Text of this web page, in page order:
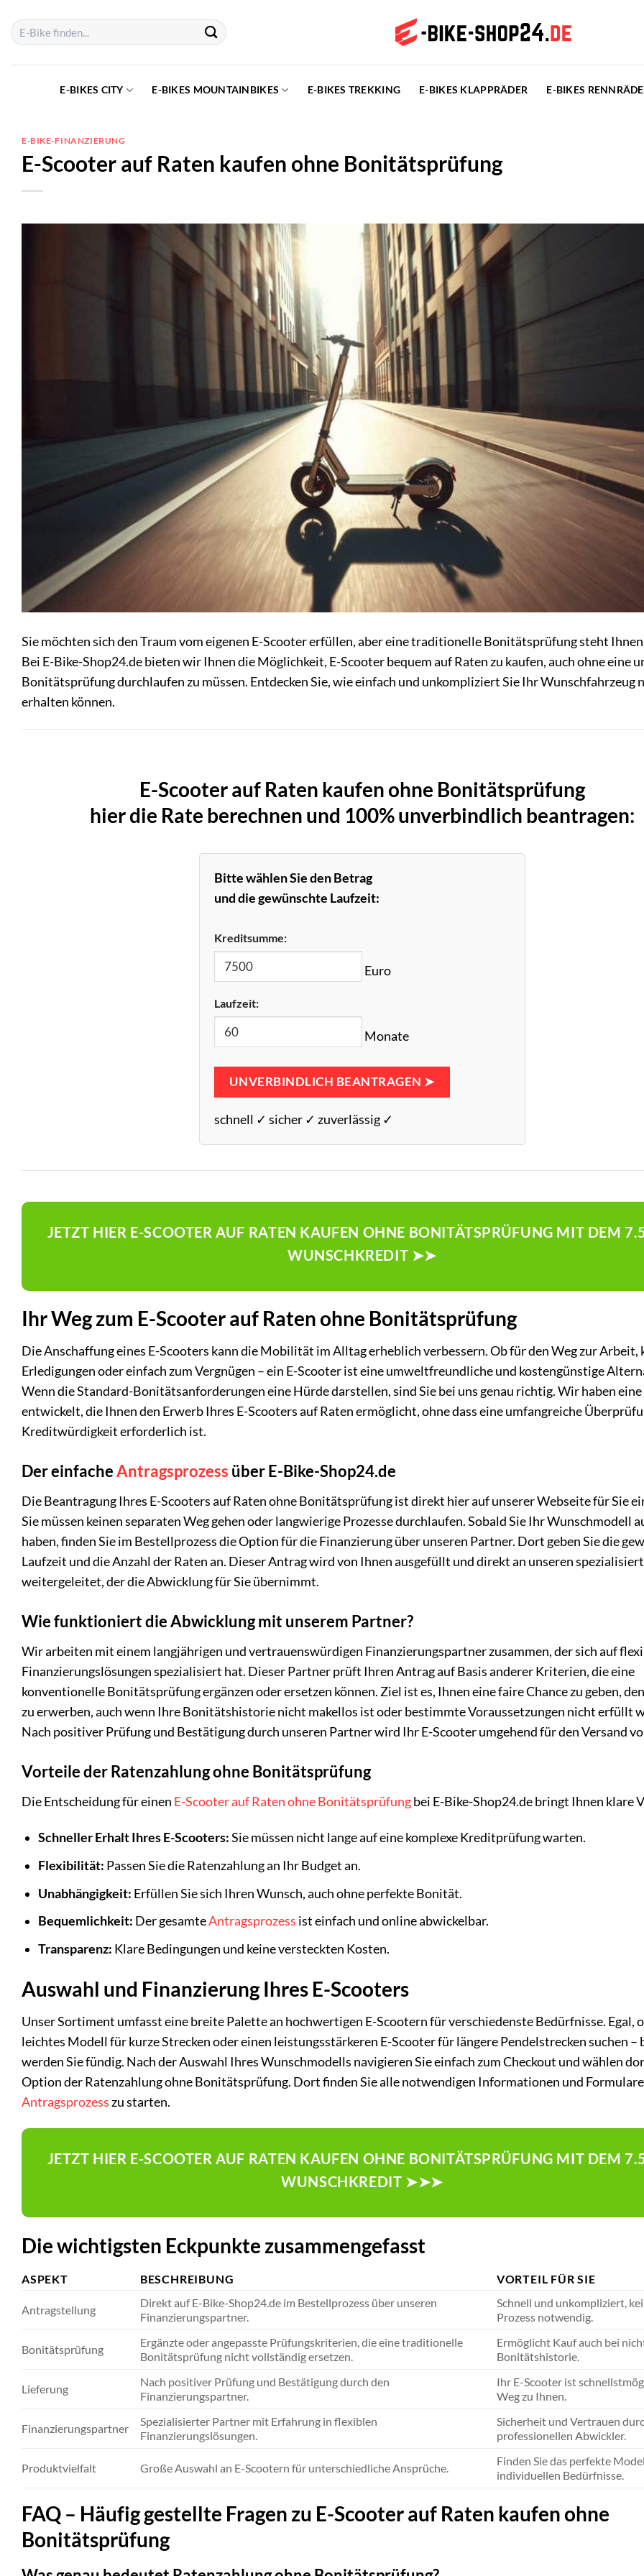
Inhalt
springen
Suchen
nach:
E-BIKES CITY E-BIKES MOUNTAINBIKES E-BIKES TREKKING E-BIKES KLAPPRÄDER E-BIKES
E-BIKE-FINANZIERUNG
E-Scooter auf Raten kaufen ohne Bonitätsprüfung
Sie möchten sich den Traum vom eigenen E-Scooter erfüllen, aber eine traditionelle Bonitätsprüfung steht Ihnen
Bei E-Bike-Shop24.de bieten wir Ihnen die Möglichkeit, E-Scooter bequem auf Raten zu kaufen, auch ohne eine
Bonitätsprüfung durchlaufen zu müssen. Entdecken Sie, wie einfach und unkompliziert Sie Ihr Wunschfahrzeug
erhalten können.
E-Scooter auf Raten kaufen ohne Bonitätsprüfung
hier die Rate berechnen und 100% unverbindlich beantragen:
Bitte wählen Sie den Betrag
und die gewünschte Laufzeit:
Kreditsumme:
Euro
Laufzeit:
Monate
UNVERBINDLICH BEANTRAGEN ➤
schnell ✓ sicher ✓ zuverlässig ✓
JETZT HIER E-SCOOTER AUF RATEN KAUFEN OHNE BONITÄTSPRÜFUNG MIT DEM
WUNSCHKREDIT ➤➤
Ihr Weg zum E-Scooter auf Raten ohne Bonitätsprüfung
Die Anschaffung eines E-Scooters kann die Mobilität im Alltag erheblich verbessern. Ob für den Weg zur Arbeit,
Erledigungen oder einfach zum Vergnügen – ein E-Scooter ist eine umweltfreundliche und kostengünstige
Wenn die Standard-Bonitätsanforderungen eine Hürde darstellen, sind Sie bei uns genau richtig. Wir haben eine
entwickelt, die Ihnen den Erwerb Ihres E-Scooters auf Raten ermöglicht, ohne dass eine umfangreiche
Kreditwürdigkeit erforderlich ist.
Der einfacheAntragsprozess über E-Bike-Shop24.de
Die Beantragung Ihres E-Scooters auf Raten ohne Bonitätsprüfung ist direkt hier auf unserer Webseite für Sie
Sie müssen keinen separaten Weg gehen oder langwierige Prozesse durchlaufen. Sobald Sie Ihr Wunschmodell
haben, finden Sie im Bestellprozess die Option für die Finanzierung über unseren Partner. Dort geben Sie die
Laufzeit und die Anzahl der Raten an. Dieser Antrag wird von Ihnen ausgefüllt und direkt an unseren
weitergeleitet, der die Abwicklung für Sie übernimmt.
Wie funktioniert die Abwicklung mit unserem Partner?
Wir arbeiten mit einem langjährigen und vertrauenswürdigen Finanzierungspartner zusammen, der sich auf
Finanzierungslösungen spezialisiert hat. Dieser Partner prüft Ihren Antrag auf Basis anderer Kriterien, die eine
konventionelle Bonitätsprüfung ergänzen oder ersetzen können. Ziel ist es, Ihnen eine faire Chance zu geben,
zu erwerben, auch wenn Ihre Bonitätshistorie nicht makellos ist oder bestimmte Voraussetzungen nicht erfüllt
Nach positiver Prüfung und Bestätigung durch unseren Partner wird Ihr E-Scooter umgehend für den Versand
Vorteile der Ratenzahlung ohne Bonitätsprüfung
Die Entscheidung für einen E-Scooter auf Raten ohne Bonitätsprüfungbei E-Bike-Shop24.de bringt Ihnen klare
Schneller Erhalt Ihres E-Scooters:Sie müssen nicht lange auf eine komplexe Kreditprüfung warten.
Flexibilität: Passen Sie die Ratenzahlung an Ihr Budget an.
Unabhängigkeit: Erfüllen Sie sich Ihren Wunsch, auch ohne perfekte Bonität.
Bequemlichkeit: Der gesamteAntragsprozess ist einfach und online abwickelbar.
Transparenz: Klare Bedingungen und keine versteckten Kosten.
Auswahl und Finanzierung Ihres E-Scooters
Unser Sortiment umfasst eine breite Palette an hochwertigen E-Scootern für verschiedenste Bedürfnisse. Egal,
leichtes Modell für kurze Strecken oder einen leistungsstärkeren E-Scooter für längere Pendelstrecken suchen –
werden Sie fündig. Nach der Auswahl Ihres Wunschmodells navigieren Sie einfach zum Checkout und wählen
Option der Ratenzahlung ohne Bonitätsprüfung. Dort finden Sie alle notwendigen Informationen und
Antragsprozesszu starten.
JETZT HIER E-SCOOTER AUF RATEN KAUFEN OHNE BONITÄTSPRÜFUNG MIT DEM
WUNSCHKREDIT ➤➤➤
Die wichtigsten Eckpunkte zusammengefasst
ASPEKT BESCHREIBUNG VORTEIL FÜR SIE
Antragstellung
Direkt auf E-Bike-Shop24.de im Bestellprozess über unseren
Finanzierungspartner.
Schnell und unkompliziert,
Prozess notwendig.
Bonitätsprüfung
Ergänzte oder angepasste Prüfungskriterien, die eine traditionelle
Bonitätsprüfung nicht vollständig ersetzen.
Ermöglicht Kauf auch bei
Bonitätshistorie.
Lieferung
Nach positiver Prüfung und Bestätigung durch den
Finanzierungspartner.
Ihr E-Scooter ist
Weg zu Ihnen.
Finanzierungspartner
Spezialisierter Partner mit Erfahrung in flexiblen
Finanzierungslösungen.
Sicherheit und Vertrauen
professionellen Abwickler.
Produktvielfalt Große Auswahl an E-Scootern für unterschiedliche Ansprüche.
Finden Sie das perfekte
individuellen Bedürfnisse.
FAQ – Häufig gestellte Fragen zu E-Scooter auf Raten kaufen ohne
Bonitätsprüfung